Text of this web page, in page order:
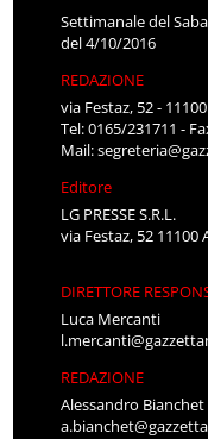
Settimanale del
del 4/10/2016
REDAZIONE
via Festaz, 52 -
Tel: 0165/231711 -
Mail:
Editore
LG PRESSE S.R.L.
via Festaz, 52 11100
DIRETTORE
Luca Mercanti
REDAZIONE
Alessandro Bianchet